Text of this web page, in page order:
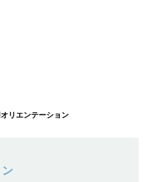
リエンテーション